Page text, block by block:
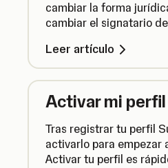
cambiar la forma
cambiar el signatario
empresa.
Leer artículo
Activar mi perfil
Tras registrar tu perfil
activarlo para empezar
Activar tu perfil es